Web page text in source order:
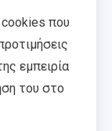
cookies που
εμπειρία
του στο